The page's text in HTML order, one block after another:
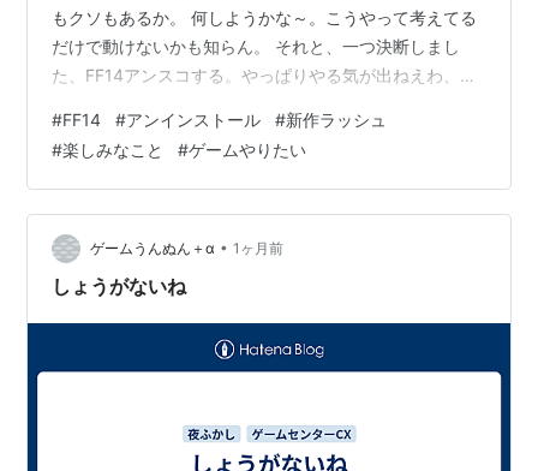
もクソもあるか。 何しようかな～。こうやって考えてる
だけで動けないかも知らん。 それと、一つ決断しまし
た、FF14アンスコする。やっぱりやる気が出ねえわ、課
ドする。そもそも黄金のレガシー買ってねえし。買わな
くてもゲーム自体は遊べるみたいだけど、金が貯まって
から考えるよ。 シュタインズゲートリブート、もう１ヶ
月後か。結局PS4版を買ったのにロクにやってないな。
もうこのままでいいか、リブートが実質初プレイです。
楽しみです。 ここから先、気になる新作ラ…
#FF14 #アンインストール #新作ラッシュ
#楽しみなこと #ゲームやりたい
ゲームうんぬん＋α • 1ヶ月前
しょうがないね